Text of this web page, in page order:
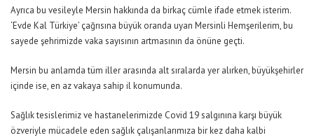
Ayrıca bu vesileyle Mersin hakkında da birkaç cümle ifade etmek isterim.
‘Evde Kal Türkiye’ çağrısına büyük oranda uyan Mersinli Hemşerilerim, bu
sayede şehrimizde vaka sayısının artmasının da önüne geçti.
Mersin bu anlamda tüm iller arasında alt sıralarda yer alırken, büyükşehirler
içinde ise, en az vakaya sahip il konumunda.
Sağlık tesislerimiz ve hastanelerimizde Covid 19 salgınına karşı büyük
özveriyle mücadele eden sağlık çalışanlarımıza bir kez daha kalbi